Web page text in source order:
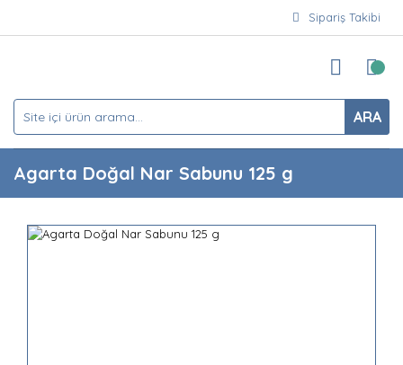
Sipariş Takibi
ARA
Agarta Doğal Nar Sabunu 125 g